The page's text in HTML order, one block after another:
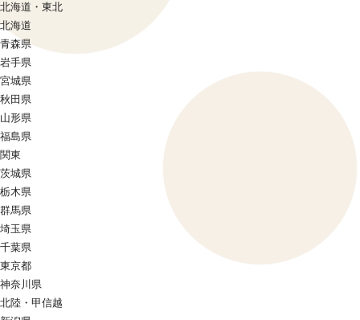
北海道・東北
北海道
青森県
岩手県
宮城県
秋田県
山形県
福島県
関東
茨城県
栃木県
群馬県
埼玉県
千葉県
東京都
神奈川県
北陸・甲信越